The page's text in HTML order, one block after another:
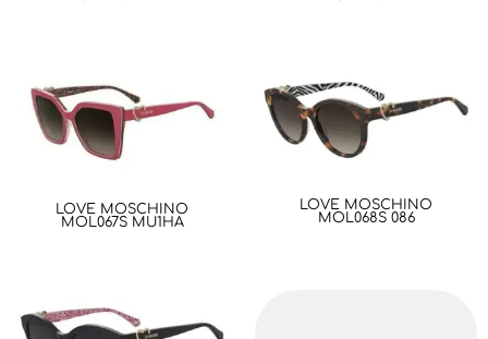
LOVE MOSCHINO
MOL067S MU1HA
LOVE MOSCHINO
MOL068S 086